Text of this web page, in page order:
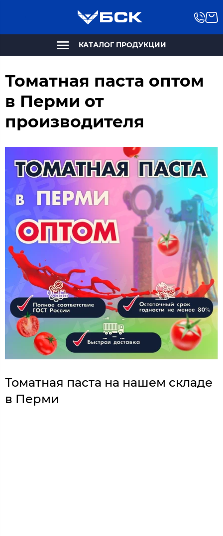
КАТАЛОГ ПРОДУКЦИИ
Томатная паста оптом
в Перми от
производителя
Томатная паста на нашем складе
в Перми